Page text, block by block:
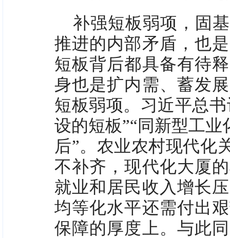
补强短板弱项，固
推进的内部矛盾，也
短板背后都具备有待
身也是扩内需、蓄发
短板弱项。习近平总
设的短板”“同新型工
后”。农业农村现代化
不补齐，现代化大厦
就业和居民收入增长
均等化水平还需付出
保障的厚度上。与此